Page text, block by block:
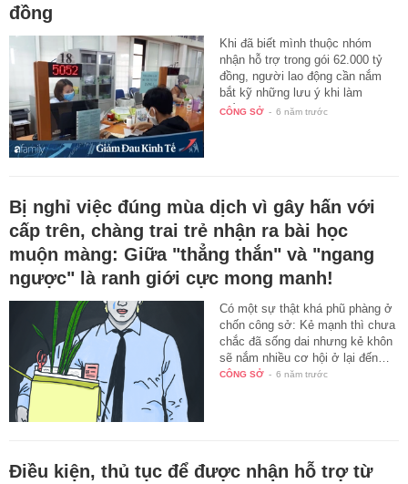
đồng
Khi đã biết mình thuộc nhóm
nhận hỗ trợ trong gói 62.000 tỷ
đồng, người lao động cần nắm
bắt kỹ những lưu ý khi làm
giấy…
CÔNG SỞ - 6 năm trước
Bị nghỉ việc đúng mùa dịch vì gây hấn với
cấp trên, chàng trai trẻ nhận ra bài học
muộn màng: Giữa "thẳng thắn" và "ngang
ngược" là ranh giới cực mong manh!
Có một sự thật khá phũ phàng ở
chốn công sở: Kẻ mạnh thì chưa
chắc đã sống dai nhưng kẻ khôn
sẽ nắm nhiều cơ hội ở lại đến…
CÔNG SỞ - 6 năm trước
Điều kiện, thủ tục để được nhận hỗ trợ từ